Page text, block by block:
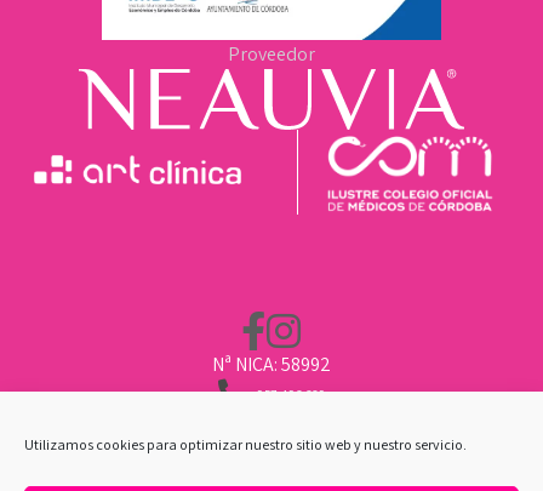
Utilizamos cookies para optimizar nuestro sitio web y nuestro servicio.
Nª NICA: 58992
957 496 669
CLINICA@ARTCLINICA.COM
Proveedor